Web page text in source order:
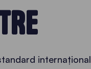
internațional